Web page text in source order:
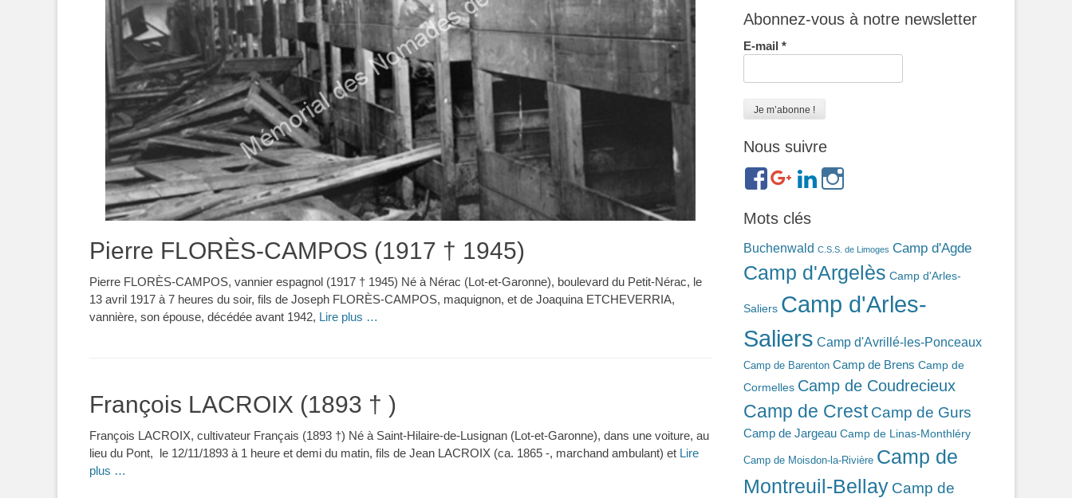
Pierre FLORÈS-CAMPOS (1917 † 1945)
Pierre FLORÈS-CAMPOS, vannier espagnol (1917 † 1945) Né à Nérac (Lot-et-Garonne), boulevard du Petit-Nérac, le
13 avril 1917 à 7 heures du soir, fils de Joseph FLORÈS-CAMPOS, maquignon, et de Joaquina ETCHEVERRIA,
vannière, son épouse, décédée avant 1942, Lire plus …
François LACROIX (1893 † )
François LACROIX, cultivateur Français (1893 †) Né à Saint-Hilaire-de-Lusignan (Lot-et-Garonne), dans une voiture, au
lieu du Pont, le 12/11/1893 à 1 heure et demi du matin, fils de Jean LACROIX (ca. 1865 -, marchand ambulant) et Lire
plus …
Abonnez-vous à notre newsletter
E-mail *
Nous suivre
https://www.facebook.com/groups/
ref=br_rs
https://plus.google.com/b/114372604835066525589/
https://www.linkedin.com/in/gigi-
bonin-
Mots clés
Buchenwald C.S.S. de Limoges Camp d'Agde
Camp d'Argelès Camp d'Arles-
Saliers Camp d'Arles-
Saliers Camp d'Avrillé-les-Ponceaux
Camp de Barenton Camp de Brens Camp de
Cormelles Camp de Coudrecieux
Camp de Crest Camp de Gurs
Camp de Jargeau Camp de Linas-Monthléry
Camp de Moisdon-la-Rivière Camp de
Montreuil-Bellay Camp de